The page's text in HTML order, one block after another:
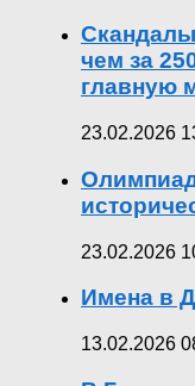
чем за
главную
23.02.2026
23.02.2026
Имена в
13.02.2026